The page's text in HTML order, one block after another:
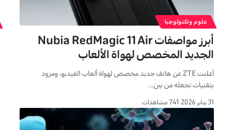
علوم وتكنولوجيا
أبرز مواصفات Nubia RedMagic 11 Air
الجديد المخصص لهواة الألعاب
أعلنت ZTE عن هاتف جديد مخصص لهواة ألعاب الفيديو، ومزود
بتقنيات تجعله من بين…
31 يناير 2026 741 مشاهدات